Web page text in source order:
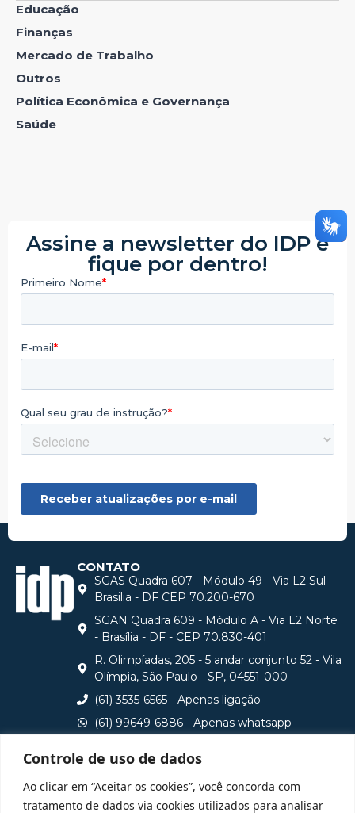
Controle de uso de dados
Ao clicar em “Aceitar os cookies”, você concorda com
tratamento de dados via cookies utilizados para analisar
Educação
Finanças
Mercado de Trabalho
Outros
Política Econômica e Governança
Saúde
Assine a newsletter do IDP e
fique por dentro!
CONTATO
SGAS Quadra 607 - Módulo 49 - Via L2 Sul -
Brasilia - DF CEP 70.200-670
SGAN Quadra 609 - Módulo A - Via L2 Norte
- Brasília - DF - CEP 70.830-401
R. Olimpíadas, 205 - 5 andar conjunto 52 - Vila
Olímpia, São Paulo - SP, 04551-000
(61) 3535-6565 - Apenas ligação
(61) 99649-6886 - Apenas whatsapp
Consulte aqui o cadastro da Instituição no Sistema e-
MEC